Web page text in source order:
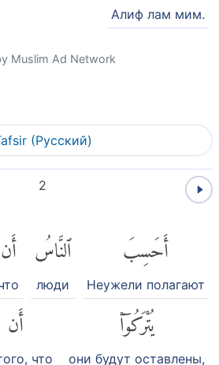
Алиф лам мим.
Muslim Ad Network
(Pусский)
2
أَحَسِبَ
Неужели полагают
ٱلنَّاسُ
люди
أَن
يُتْرَكُوٓا۟
они будут оставлены,
أَن
что